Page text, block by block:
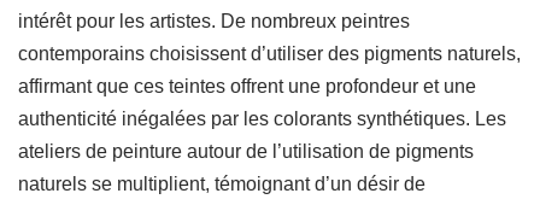
intérêt pour les artistes. De nombreux peintres
contemporains choisissent d’utiliser des pigments naturels,
affirmant que ces teintes offrent une profondeur et une
authenticité inégalées par les colorants synthétiques. Les
ateliers de peinture autour de l’utilisation de pigments
naturels se multiplient, témoignant d’un désir de